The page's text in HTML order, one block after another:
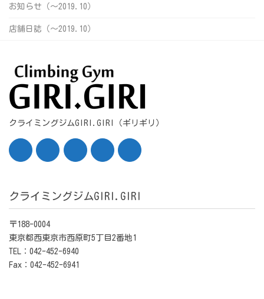
お知らせ（〜2019.10）
店舗日誌（〜2019.10）
クライミングジムGIRI.GIRI（ギリギリ）
クライミングジムGIRI.GIRI
〒188-0004
東京都西東京市西原町5丁目2番地1
TEL：042-452-6940
Fax：042-452-6941